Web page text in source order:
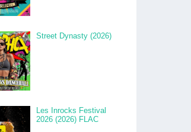
Street Dynasty (2026)
Les Inrocks Festival
2026 (2026) FLAC